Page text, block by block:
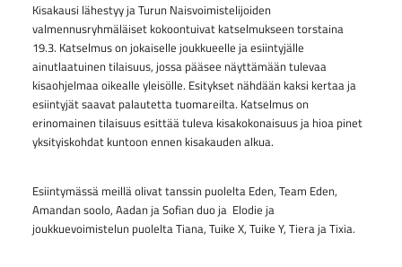
Kisakausi lähestyy ja Turun Naisvoimistelijoiden
valmennusryhmäläiset kokoontuivat katselmukseen torstaina
19.3. Katselmus on jokaiselle joukkueelle ja esiintyjälle
ainutlaatuinen tilaisuus, jossa pääsee näyttämään tulevaa
kisaohjelmaa oikealle yleisölle. Esitykset nähdään kaksi kertaa ja
esiintyjät saavat palautetta tuomareilta. Katselmus on
erinomainen tilaisuus esittää tuleva kisakokonaisuus ja hioa pinet
yksityiskohdat kuntoon ennen kisakauden alkua.
Esiintymässä meillä olivat tanssin puolelta Eden, Team Eden,
Amandan soolo, Aadan ja Sofian duo ja Elodie ja
joukkuevoimistelun puolelta Tiana, Tuike X, Tuike Y, Tiera ja Tixia.